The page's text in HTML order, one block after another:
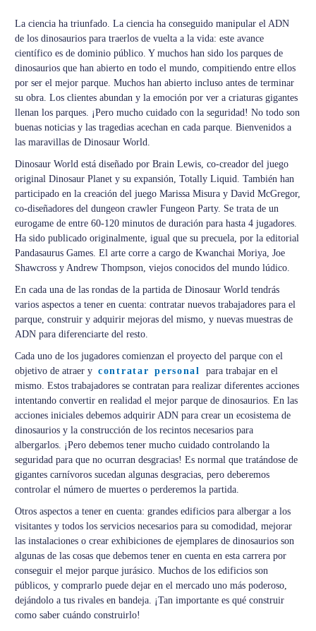
La ciencia ha triunfado. La ciencia ha conseguido manipular el ADN
de los dinosaurios para traerlos de vuelta a la vida: este avance
científico es de dominio público. Y muchos han sido los parques de
dinosaurios que han abierto en todo el mundo, compitiendo entre ellos
por ser el mejor parque. Muchos han abierto incluso antes de terminar
su obra. Los clientes abundan y la emoción por ver a criaturas gigantes
llenan los parques. ¡Pero mucho cuidado con la seguridad! No todo son
buenas noticias y las tragedias acechan en cada parque. Bienvenidos a
las maravillas de Dinosaur World.
Dinosaur World está diseñado por Brain Lewis, co-creador del juego
original Dinosaur Planet y su expansión, Totally Liquid. También han
participado en la creación del juego Marissa Misura y David McGregor,
co-diseñadores del dungeon crawler Fungeon Party. Se trata de un
eurogame de entre 60-120 minutos de duración para hasta 4 jugadores.
Ha sido publicado originalmente, igual que su precuela, por la editorial
Pandasaurus Games. El arte corre a cargo de Kwanchai Moriya, Joe
Shawcross y Andrew Thompson, viejos conocidos del mundo lúdico.
En cada una de las rondas de la partida de Dinosaur World tendrás
varios aspectos a tener en cuenta: contratar nuevos trabajadores para el
parque, construir y adquirir mejoras del mismo, y nuevas muestras de
ADN para diferenciarte del resto.
Cada uno de los jugadores comienzan el proyecto del parque con el
objetivo de atraer y contratar personal
para trabajar en el
mismo. Estos trabajadores se contratan para realizar diferentes acciones
intentando convertir en realidad el mejor parque de dinosaurios. En las
acciones iniciales debemos adquirir ADN para crear un ecosistema de
dinosaurios y la construcción de los recintos necesarios para
albergarlos. ¡Pero debemos tener mucho cuidado controlando la
seguridad para que no ocurran desgracias! Es normal que tratándose de
gigantes carnívoros sucedan algunas desgracias, pero deberemos
controlar el número de muertes o perderemos la partida.
Otros aspectos a tener en cuenta: grandes edificios para albergar a los
visitantes y todos los servicios necesarios para su comodidad, mejorar
las instalaciones o crear exhibiciones de ejemplares de dinosaurios son
algunas de las cosas que debemos tener en cuenta en esta carrera por
conseguir el mejor parque jurásico. Muchos de los edificios son
públicos, y comprarlo puede dejar en el mercado uno más poderoso,
dejándolo a tus rivales en bandeja. ¡Tan importante es qué construir
como saber cuándo construirlo!